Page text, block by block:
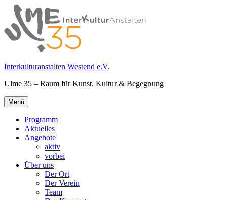
Springe
zum
Inhalt
Interkulturanstalten Westend e.V.
Ulme 35 – Raum für Kunst, Kultur & Begegnung
Primäres
Menü
Menü
Programm
Aktuelles
Angebote
aktiv
vorbei
Über uns
Der Ort
Der Verein
Team